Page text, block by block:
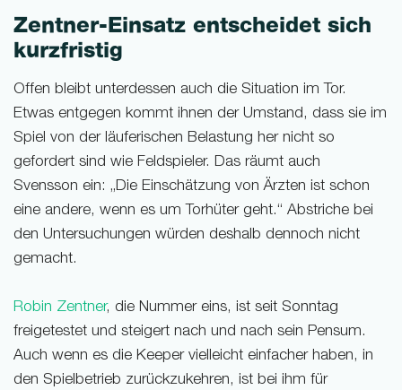
Zentner-Einsatz entscheidet sich
kurzfristig
Offen bleibt unterdessen auch die Situation im Tor.
Etwas entgegen kommt ihnen der Umstand, dass sie im
Spiel von der läuferischen Belastung her nicht so
gefordert sind wie Feldspieler. Das räumt auch
Svensson ein: „Die Einschätzung von Ärzten ist schon
eine andere, wenn es um Torhüter geht.“ Abstriche bei
den Untersuchungen würden deshalb dennoch nicht
gemacht.
Robin Zentner, die Nummer eins, ist seit Sonntag
freigetestet und steigert nach und nach sein Pensum.
Auch wenn es die Keeper vielleicht einfacher haben, in
den Spielbetrieb zurückzukehren, ist bei ihm für